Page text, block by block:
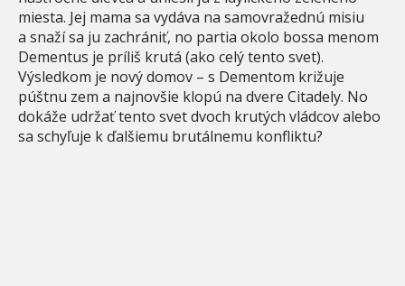
miesta. Jej mama sa vydáva na samovražednú misiu
a snaží sa ju zachrániť, no partia okolo bossa menom
Dementus je príliš krutá (ako celý tento svet).
Výsledkom je nový domov – s Dementom križuje
púštnu zem a najnovšie klopú na dvere Citadely. No
dokáže udržať tento svet dvoch krutých vládcov alebo
sa schyľuje k ďalšiemu brutálnemu konfliktu?